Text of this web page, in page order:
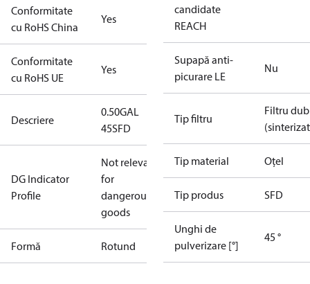
Conformitate
cu RoHS China
Yes
Conformitate
cu RoHS UE
Yes
Descriere
0.50GAL
45SFD
DG Indicator
Profile
Not relevant
for
dangerous
goods
Formă Rotund
candidate
REACH
Supapă anti-
picurare LE
Nu
Tip filtru
Filtru
Tip material Oțel
Tip produs SFD
Unghi de
pulverizare [°]
45 °